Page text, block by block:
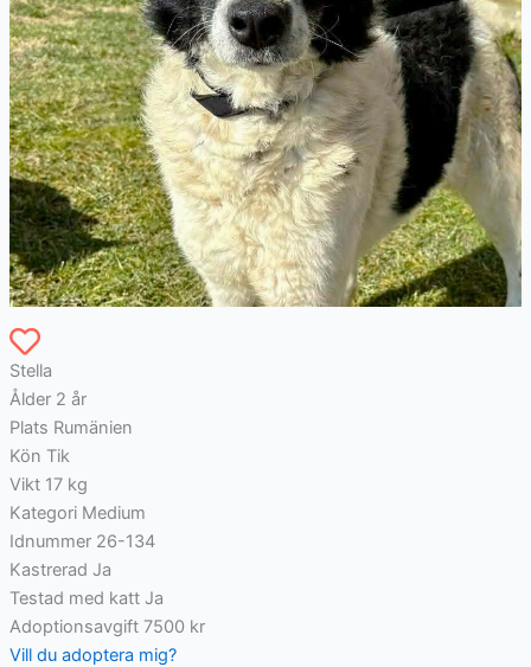
Stella
Ålder 2 år
Plats Rumänien
Kön Tik
Vikt 17 kg
Kategori Medium
Idnummer 26-134
Kastrerad Ja
Testad med katt Ja
Adoptionsavgift 7500 kr
Vill du adoptera mig?